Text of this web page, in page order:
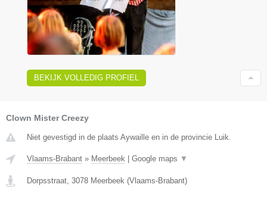
BEKIJK VOLLEDIG PROFIEL
Clown Mister Creezy
Niet gevestigd in de plaats Aywaille en in de provincie Luik.
Vlaams-Brabant » Meerbeek Google maps ▼
Dorpsstraat, 3078 Meerbeek (Vlaams-Brabant)